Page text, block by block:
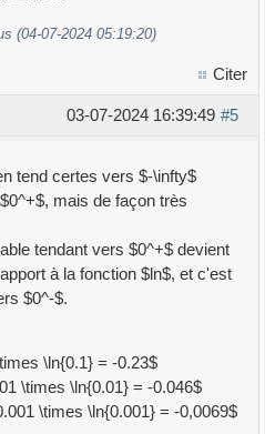
(04-07-2024 05:19:20)
Citer
#5
03-07-2024 16:39:49
tend certes vers $-\infty$
mais de façon très
tendant vers $0^+$ devient
à la fonction $ln$, et c'est
$0^-$.
\ln{0.1} = -0.23$
\times \ln{0.01} = -0.046$
\times \ln{0.001} = -0,0069$